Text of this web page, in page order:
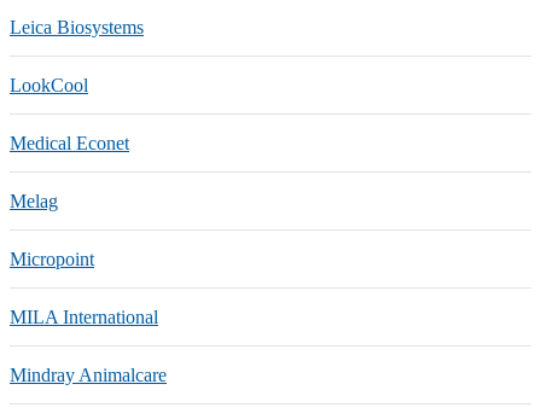
Leica Biosystems
LookCool
Medical Econet
Melag
Micropoint
MILA International
Mindray Animalcare